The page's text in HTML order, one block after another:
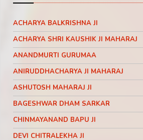
ACHARYA BALKRISHNA JI
ACHARYA SHRI KAUSHIK JI MAHARAJ
ANANDMURTI GURUMAA
ANIRUDDHACHARYA JI MAHARAJ
ASHUTOSH MAHARAJ JI
BAGESHWAR DHAM SARKAR
CHINMAYANAND BAPU JI
DEVI CHITRALEKHA JI